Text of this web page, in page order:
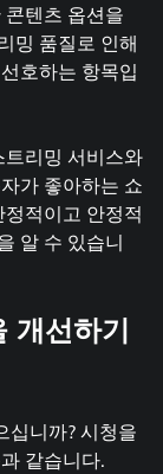
텐츠 옵션을
밍 품질로 인해
호하는 항목입
리밍 서비스와
가 좋아하는 쇼
적이고 안정적
알 수 있습니
개선하기
십니까? 시청을
같습니다.